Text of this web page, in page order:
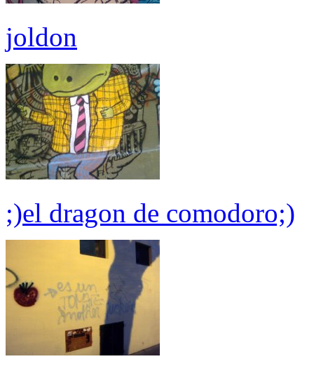
joldon
;)el dragon de comodoro;)